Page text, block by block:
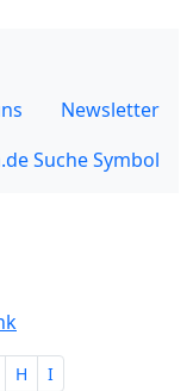
Newsletter
H I